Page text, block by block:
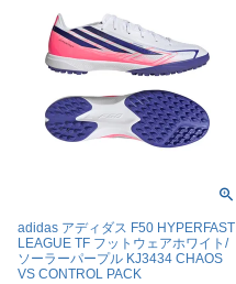
adidas アディダス F50 HYPERFAST
LEAGUE TF フットウェアホワイト/
ソーラーパープル KJ3434 CHAOS
VS CONTROL PACK